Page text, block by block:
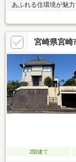
あふれる住環境が魅
らに洗面台を2台設置
それぞれが快適に身
宮崎県宮崎
2階建て